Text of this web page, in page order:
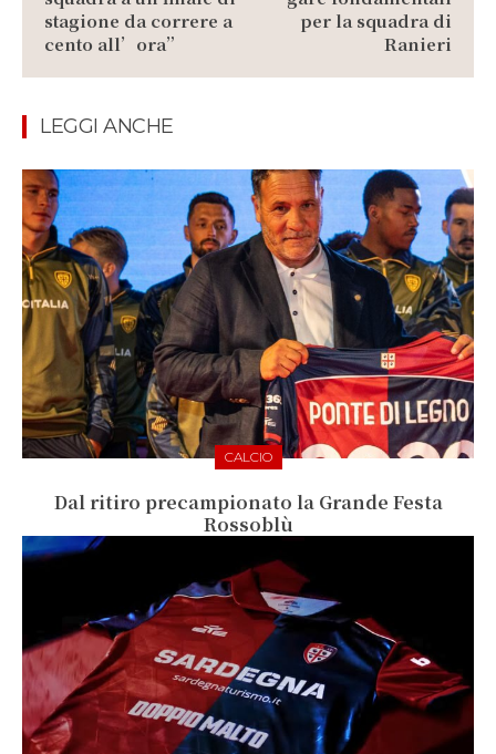
stagione da correre a
cento all’ora”
per la squadra di
Ranieri
LEGGI ANCHE
CALCIO
Dal ritiro precampionato la Grande Festa
Rossoblù